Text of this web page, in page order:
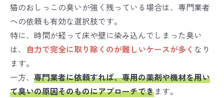
猫のおしっこの臭いが強く残っている場合は、専門業者
への依頼も有効な選択肢です。
特に、時間が経って床や壁に染み込んでしまった臭い
は、 自力で完全に取り除くのが難しいケースが多く なり
ます。
一方、 専門業者に依頼すれば、専用の薬剤や機材を用い
て臭いの原因そのものにアプローチできます。